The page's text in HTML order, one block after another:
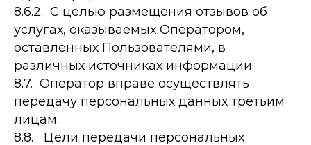
8.6.2. С целью размещения отзывов об
услугах, оказываемых Оператором,
оставленных Пользователями, в
различных источниках информации.
8.7. Оператор вправе осуществлять
передачу персональных данных третьим
лицам.
8.8. Цели передачи персональных